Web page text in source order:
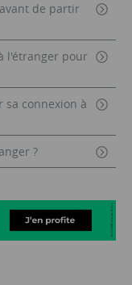
de partir
l'étranger pour
sa connexion à
?